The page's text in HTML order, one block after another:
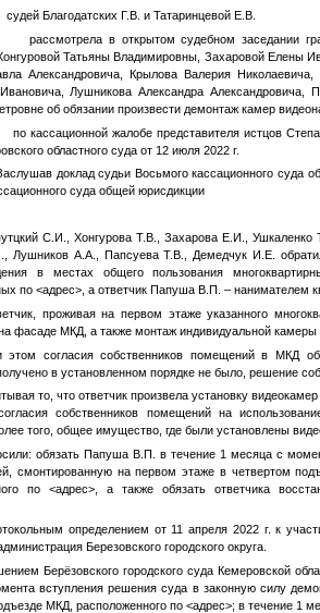
Благодатских Г.В. и Татаринцевой Е.В.
в открытом судебном заседании
Татьяны Владимировны, Захаровой Елены
Александровича, Крылова Валерия
Лушникова Александра
об обязании произвести демонтаж камер
кассационной жалобе представителя истцов
областного суда от 12 июля 2022 г.
доклад судьи Восьмого кассационного суда
суда общей юрисдикции
С.И., Хонгурова Т.В., Захарова Е.И.,
Лушников А.А., Папсуева Т.В., Демедчук И.Е.
в местах общего пользования
по <адрес>, а ответчик Папуша В.П. – нанимателем
проживая на первом этаже указанного
фасаде МКД, а также монтаж индивидуальной
этом согласия собственников помещений в МКД
в установленном порядке не было, решение
то, что ответчик произвела установку
собственников помещений на
того, общее имущество, где были установлены
обязать Папуша В.П. в течение 1 месяца с
смонтированную на первом этаже в четвертом
по <адрес>, а также обязать ответчика
определением от 11 апреля 2022 г. к
Березовского городского округа.
Берёзовского городского суда Кемеровской
вступления решения суда в законную силу
МКД, расположенного по<адрес>; в течение 1